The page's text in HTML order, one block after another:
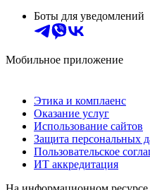
Боты для уведомлений
Мобильное приложение
Этика и комплаенс
Оказание услуг
Использование сайтов
Защита персональных
Пользовательское
ИТ аккредитация